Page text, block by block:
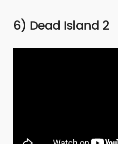
6) Dead Island 2